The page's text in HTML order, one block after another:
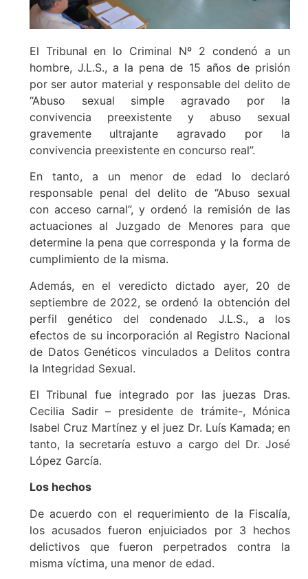
El Tribunal en lo Criminal Nº 2 condenó a un
hombre, J.L.S., a la pena de 15 años de prisión
por ser autor material y responsable del delito de
“Abuso sexual simple agravado por la
convivencia preexistente y abuso sexual
gravemente ultrajante agravado por la
convivencia preexistente en concurso real”.
En tanto, a un menor de edad lo declaró
responsable penal del delito de “Abuso sexual
con acceso carnal”, y ordenó la remisión de las
actuaciones al Juzgado de Menores para que
determine la pena que corresponda y la forma de
cumplimiento de la misma.
Además, en el veredicto dictado ayer, 20 de
septiembre de 2022, se ordenó la obtención del
perfil genético del condenado J.L.S., a los
efectos de su incorporación al Registro Nacional
de Datos Genéticos vinculados a Delitos contra
la Integridad Sexual.
El Tribunal fue integrado por las juezas Dras.
Cecilia Sadir – presidente de trámite-, Mónica
Isabel Cruz Martínez y el juez Dr. Luís Kamada; en
tanto, la secretaría estuvo a cargo del Dr. José
López García.
Los hechos
De acuerdo con el requerimiento de la Fiscalía,
los acusados fueron enjuiciados por 3 hechos
delictivos que fueron perpetrados contra la
misma víctima, una menor de edad.